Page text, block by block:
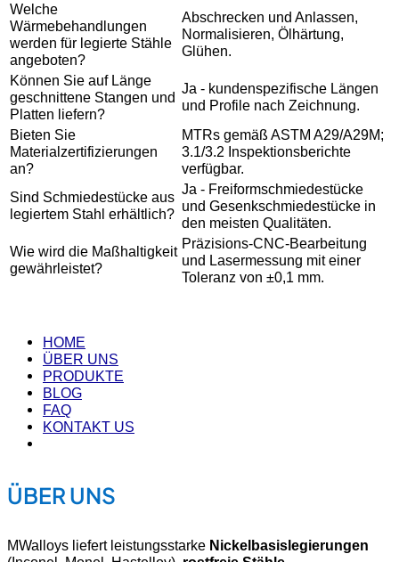
Welche
Wärmebehandlungen
werden für legierte Stähle
angeboten?
Abschrecken und Anlassen,
Normalisieren, Ölhärtung,
Glühen.
Können Sie auf Länge
geschnittene Stangen und
Platten liefern?
Ja - kundenspezifische Längen
und Profile nach Zeichnung.
Bieten Sie
Materialzertifizierungen
an?
MTRs gemäß ASTM A29/A29M;
3.1/3.2 Inspektionsberichte
verfügbar.
Sind Schmiedestücke aus
legiertem Stahl erhältlich?
Ja - Freiformschmiedestücke
und Gesenkschmiedestücke in
den meisten Qualitäten.
Wie wird die Maßhaltigkeit
gewährleistet?
Präzisions-CNC-Bearbeitung
und Lasermessung mit einer
Toleranz von ±0,1 mm.
HOME
ÜBER UNS
PRODUKTE
BLOG
FAQ
KONTAKT US
ÜBER UNS
MWalloys liefert leistungsstarke Nickelbasislegierungen